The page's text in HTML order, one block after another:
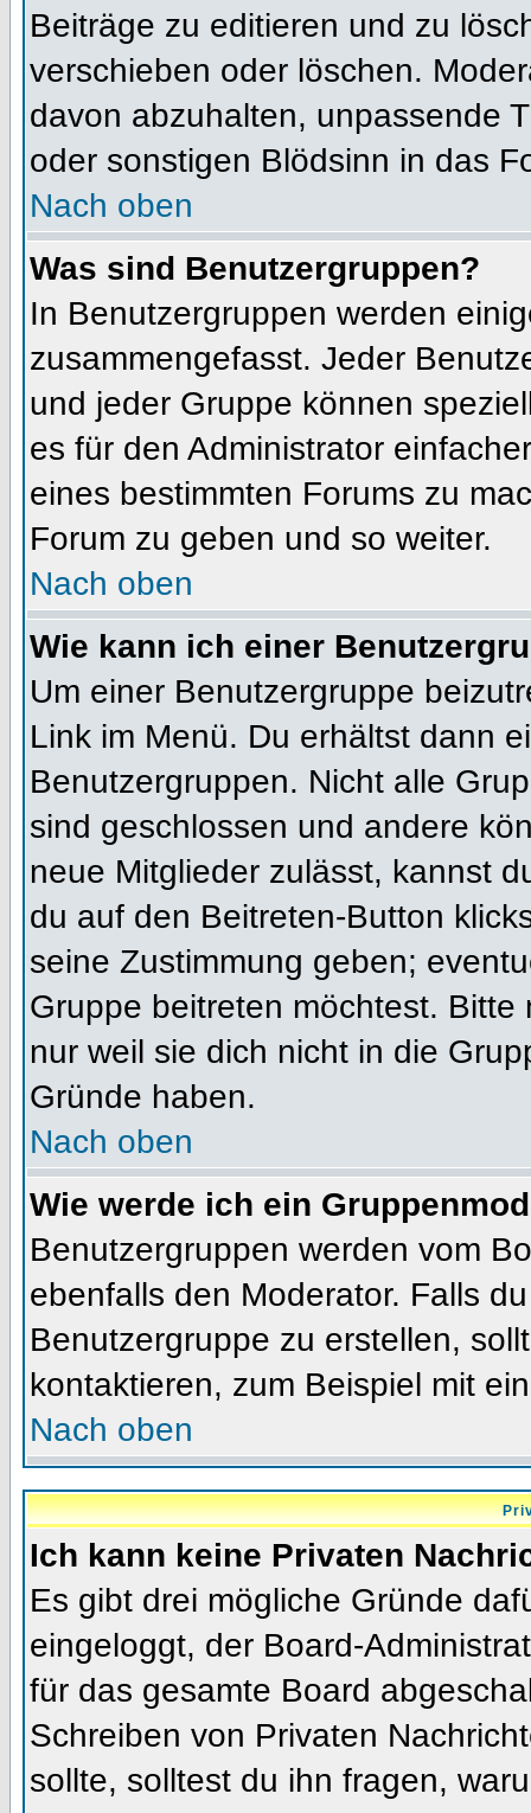
Beiträge zu editieren und zu
verschieben oder löschen.
davon abzuhalten, unpassende
oder sonstigen Blödsinn in das
Nach oben
Was sind Benutzergruppen?
In Benutzergruppen werden
zusammengefasst. Jeder
und jeder Gruppe können
es für den Administrator
eines bestimmten Forums zu
Forum zu geben und so weiter.
Nach oben
Wie kann ich einer
Um einer Benutzergruppe
Link im Menü. Du erhältst dann
Benutzergruppen. Nicht alle
sind geschlossen und andere
neue Mitglieder zulässt, kannst
du auf den Beitreten-Button
seine Zustimmung geben;
Gruppe beitreten möchtest.
nur weil sie dich nicht in die
Gründe haben.
Nach oben
Wie werde ich ein
Benutzergruppen werden vom
ebenfalls den Moderator. Falls
Benutzergruppe zu erstellen,
kontaktieren, zum Beispiel mit
Nach oben
Ich kann keine Privaten
Es gibt drei mögliche Gründe
eingeloggt, der Board-
für das gesamte Board
Schreiben von Privaten
sollte, solltest du ihn fragen,